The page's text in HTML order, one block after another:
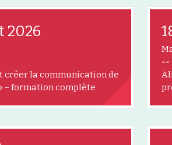
2026
créer la communication de
– formation complète
--